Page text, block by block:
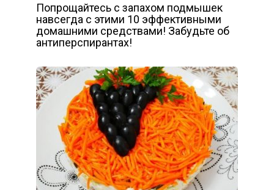
Попрощайтесь с запахом подмышек
навсегда с этими 10 эффективными
домашними средствами! Забудьте об
антиперспирантах!